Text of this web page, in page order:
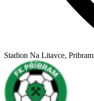
Stadion Na Litavce, Pribram